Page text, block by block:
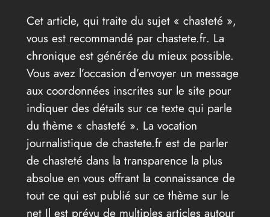
Cet article, qui traite du sujet « chasteté »,
vous est recommandé par chastete.fr. La
chronique est générée du mieux possible.
Vous avez l’occasion d’envoyer un message
aux coordonnées inscrites sur le site pour
indiquer des détails sur ce texte qui parle
du thème « chasteté ». La vocation
journalistique de chastete.fr est de parler
de chasteté dans la transparence la plus
absolue en vous offrant la connaissance de
tout ce qui est publié sur ce thème sur le
net Il est prévu de multiples articles autour